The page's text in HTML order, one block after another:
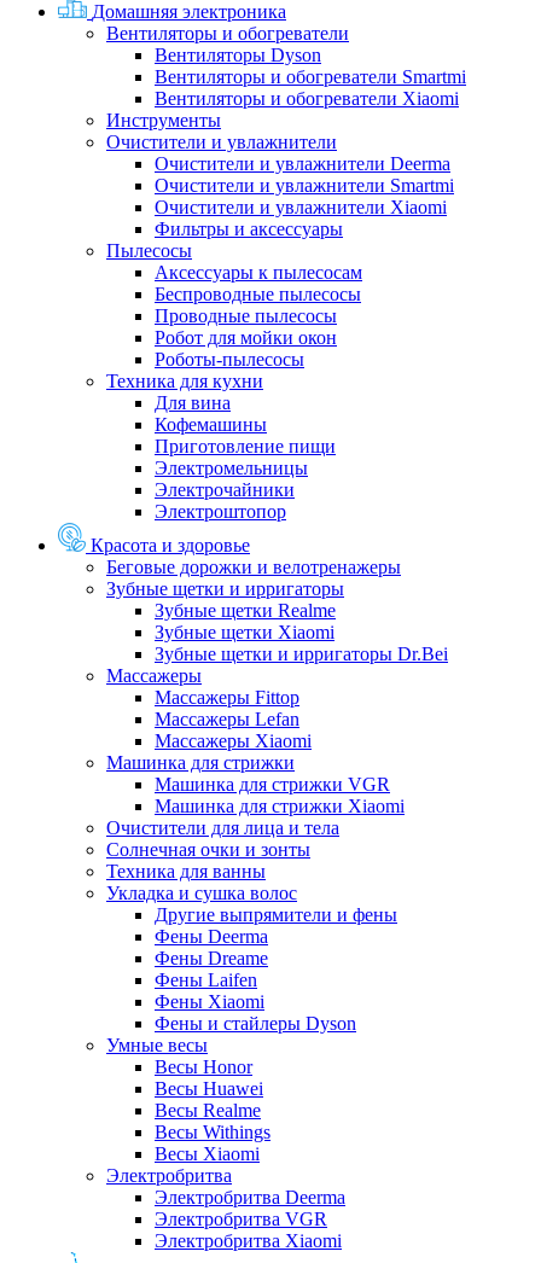
Домашняя электроника
Вентиляторы и обогреватели
Вентиляторы Dyson
Вентиляторы и обогреватели Smartmi
Вентиляторы и обогреватели Xiaomi
Инструменты
Очистители и увлажнители
Очистители и увлажнители Deerma
Очистители и увлажнители Smartmi
Очистители и увлажнители Xiaomi
Фильтры и аксессуары
Пылесосы
Аксессуары к пылесосам
Беспроводные пылесосы
Проводные пылесосы
Робот для мойки окон
Роботы-пылесосы
Техника для кухни
Для вина
Кофемашины
Приготовление пищи
Электромельницы
Электрочайники
Электроштопор
Красота и здоровье
Беговые дорожки и велотренажеры
Зубные щетки и ирригаторы
Зубные щетки Realme
Зубные щетки Xiaomi
Зубные щетки и ирригаторы Dr.Bei
Массажеры
Массажеры Fittop
Массажеры Lefan
Массажеры Xiaomi
Машинка для стрижки
Машинка для стрижки VGR
Машинка для стрижки Xiaomi
Очистители для лица и тела
Солнечная очки и зонты
Техника для ванны
Укладка и сушка волос
Другие выпрямители и фены
Фены Deerma
Фены Dreame
Фены Laifen
Фены Xiaomi
Фены и стайлеры Dyson
Умные весы
Весы Honor
Весы Huawei
Весы Realme
Весы Withings
Весы Xiaomi
Электробритва
Электробритва Deerma
Электробритва VGR
Электробритва Xiaomi